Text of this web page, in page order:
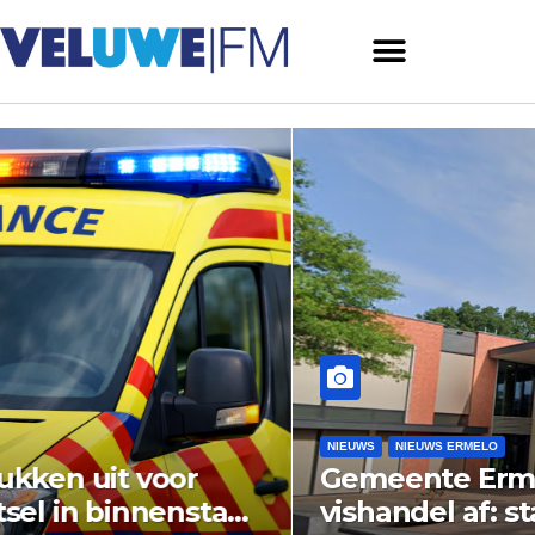
NIEUWS NIEUWS ERMELO
Gemeente Ermelo wijst bezwaar
vishandel af: standplaats op